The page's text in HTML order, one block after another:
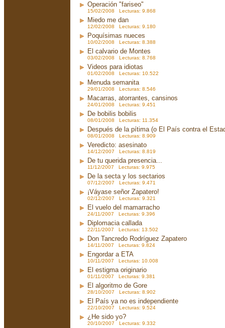
Operación "fariseo"
15/02/2008 Lecturas: 9.868
Miedo me dan
12/02/2008 Lecturas: 9.180
Poquísimas nueces
10/02/2008 Lecturas: 8.388
El calvario de Montes
03/02/2008 Lecturas: 8.768
Videos para idiotas
01/02/2008 Lecturas: 10.522
Menuda semanita
29/01/2008 Lecturas: 8.546
Macarras, atorrantes, cansinos
24/01/2008 Lecturas: 9.451
De bobilis bobilis
08/01/2008 Lecturas: 11.354
Después de la pítima (o El País contra el
08/01/2008 Lecturas: 8.909
Veredicto: asesinato
14/12/2007 Lecturas: 8.819
De tu querida presencia...
11/12/2007 Lecturas: 9.975
De la secta y los sectarios
07/12/2007 Lecturas: 9.471
¡Váyase señor Zapatero!
02/12/2007 Lecturas: 9.321
El vuelo del mamarracho
24/11/2007 Lecturas: 9.396
Diplomacia callada
22/11/2007 Lecturas: 13.502
Don Tancredo Rodríguez Zapatero
14/11/2007 Lecturas: 9.824
Engordar a ETA
10/11/2007 Lecturas: 10.008
El estigma originario
01/11/2007 Lecturas: 9.381
El algoritmo de Gore
28/10/2007 Lecturas: 8.902
El País ya no es independiente
22/10/2007 Lecturas: 9.524
¿He sido yo?
20/10/2007 Lecturas: 9.332